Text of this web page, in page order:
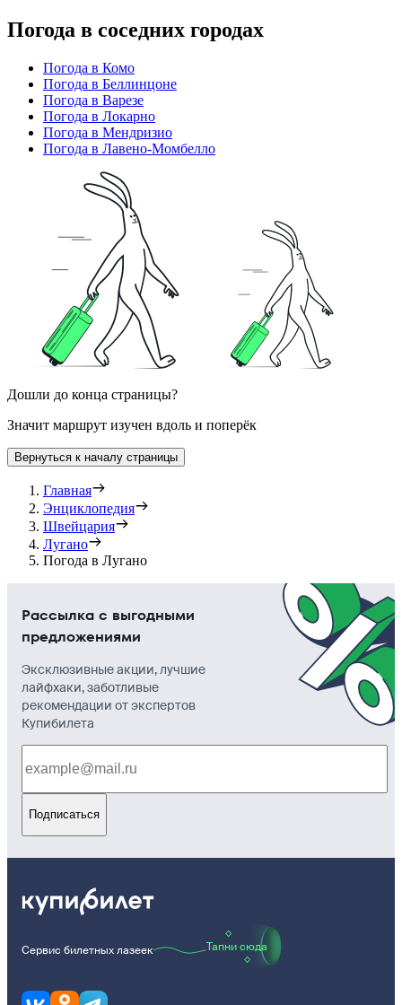
Погода в соседних городах
Погода в Комо
Погода в Беллинцоне
Погода в Варезе
Погода в Локарно
Погода в Мендризио
Погода в Лавено-Момбелло
Дошли до конца страницы?
Значит маршрут изучен вдоль и поперёк
Вернуться к началу страницы
Главная
Энциклопедия
Швейцария
Лугано
Погода в Лугано
Рассылка с выгодными
предложениями
Эксклюзивные акции, лучшие
лайфхаки, заботливые
рекомендации от экспертов
Купибилета
Подписаться
Сервис билетных лазеек Тапни сюда